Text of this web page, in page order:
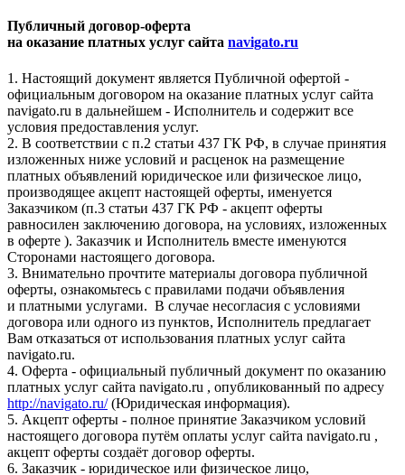
Публичный договор-оферта
на оказание платных услуг сайта navigato.ru
1. Настоящий документ является Публичной офертой -
официальным договором на оказание платных услуг сайта
navigato.ru в дальнейшем - Исполнитель и содержит все
условия предоставления услуг.
2. В соответствии с п.2 статьи 437 ГК РФ, в случае принятия
изложенных ниже условий и расценок на размещение
платных объявлений юридическое или физическое лицо,
производящее акцепт настоящей оферты, именуется
Заказчиком (п.3 статьи 437 ГК РФ - акцепт оферты
равносилен заключению договора, на условиях, изложенных
в оферте ). Заказчик и Исполнитель вместе именуются
Сторонами настоящего договора.
3. Внимательно прочтите материалы договора публичной
оферты, ознакомьтесь с правилами подачи объявления
и платными услугами. В случае несогласия с условиями
договора или одного из пунктов, Исполнитель предлагает
Вам отказаться от использования платных услуг сайта
navigato.ru.
4. Оферта - официальный публичный документ по оказанию
платных услуг сайта navigato.ru , опубликованный по адресу
http://navigato.ru/(Юридическая информация).
5. Акцепт оферты - полное принятие Заказчиком условий
настоящего договора путём оплаты услуг сайта navigato.ru ,
акцепт оферты создаёт договор оферты.
6. Заказчик - юридическое или физическое лицо,